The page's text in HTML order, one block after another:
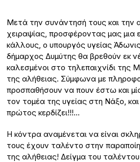
Μετά την συνάντησή τους και την
χειραψίας, προσφέροντας μας μια
κάλλους, ο υπουργός υγείας
δήμαρχος Δυμύτης θα βρεθούν εκ
καλεσμένοι στο τηλεπαιχνίδι της
της αλήθειας. Σύμφωνα με
προσπαθήσουν να πουν έστω και
τον τομέα της υγείας στη Νάξο, και
πρώτος κερδίζει!!!…
Η κόντρα αναμένεται να είναι
τους έχουν ταλέντο στην
της αλήθειας! Δείγμα του